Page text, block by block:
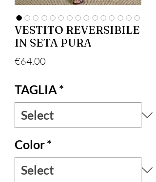
VESTITO REVERSIBILE
IN SETA PURA
€64.00
TAGLIA*
Color*